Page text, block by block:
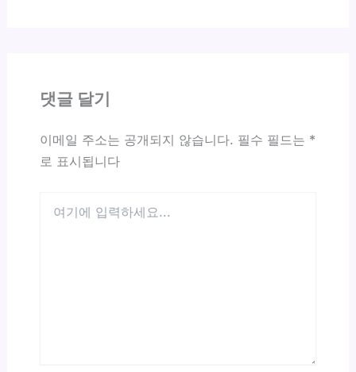
댓글 달기
이메일 주소는 공개되지 않습니다. 필수 필드는 *
로 표시됩니다